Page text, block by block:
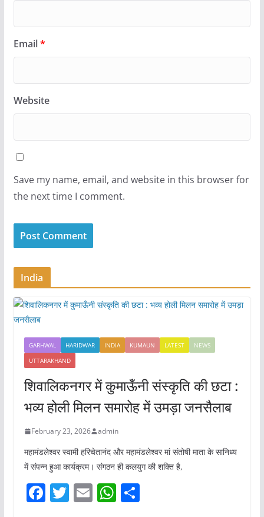
Email*
Website
Save my name, email, and website in this browser for
the next time I comment.
India
GARHWAL HARIDWAR INDIA KUMAUN LATEST
NEWS
UTTARAKHAND
शिवालिकनगर में कुमाऊँनी संस्कृति की छटा :
भव्य होली मिलन समारोह में उमड़ा जनसैलाब
February 23, 2026 admin
महामंडलेश्वर स्वामी हरिचेतानंद और महामंडलेश्वर मां संतोषी माता के सानिध्य
में संपन्न हुआ कार्यक्रम। संगठन ही कलयुग की शक्ति है,
F T E W S